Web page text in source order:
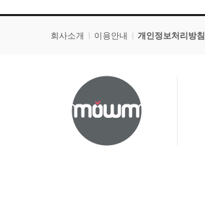
회사소개 | 이용안내 | 개인정보처리방침